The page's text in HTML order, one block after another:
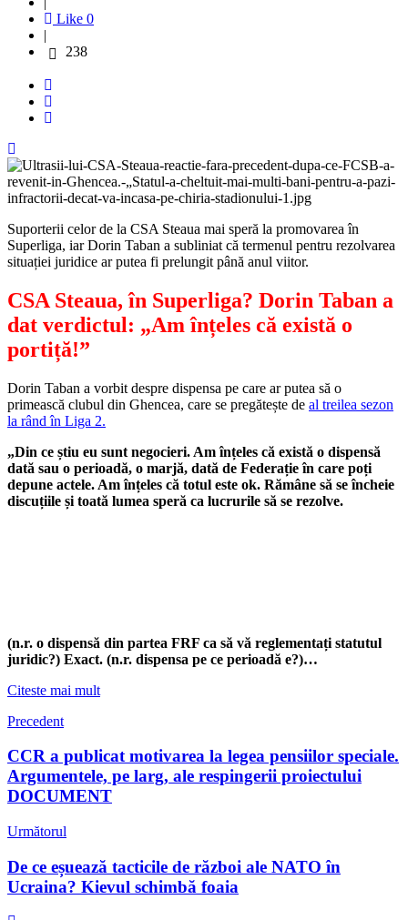
Like 0
|
238
Suporterii celor de la CSA Steaua mai speră la promovarea în
Superliga, iar Dorin Taban a subliniat că termenul pentru rezolvarea
situației juridice ar putea fi prelungit până anul viitor.
CSA Steaua, în Superliga? Dorin Taban a
dat verdictul: „Am înțeles că există o
portiță!”
Dorin Taban a vorbit despre dispensa pe care ar putea să o
primească clubul din Ghencea, care se pregătește de al treilea sezon
la rând în Liga 2.
„Din ce știu eu sunt negocieri. Am înțeles că există o dispensă
dată sau o perioadă, o marjă, dată de Federație în care poți
depune actele. Am înțeles că totul este ok. Rămâne să se încheie
discuțiile și toată lumea speră ca lucrurile să se rezolve.
(n.r. o dispensă din partea FRF ca să vă reglementați statutul
juridic?) Exact. (n.r. dispensa pe ce perioadă e?)…
Citeste mai mult
Precedent
CCR a publicat motivarea la legea pensiilor speciale.
Argumentele, pe larg, ale respingerii proiectului
DOCUMENT
Următorul
De ce eșuează tacticile de război ale NATO în
Ucraina? Kievul schimbă foaia